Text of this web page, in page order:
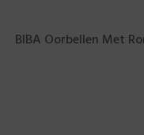
BIBA Oorbellen Met